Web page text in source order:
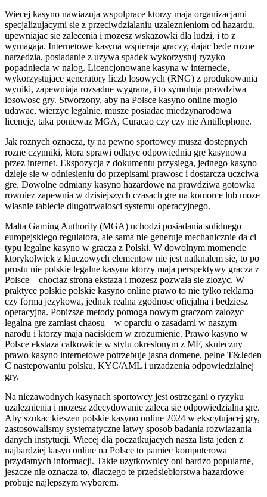
Wiecej kasyno nawiazuja wspolprace ktorzy maja organizacjami
specjalizujacymi sie z przeciwdzialaniu uzaleznieniom od hazardu,
upewniajac sie zalecenia i mozesz wskazowki dla ludzi, i to z
wymagaja. Internetowe kasyna wspieraja graczy, dajac bede rozne
narzedzia, posiadanie z uzywa spadek wykorzystuj ryzyko
popadniecia w nalog. Licencjonowane kasyna w internecie,
wykorzystujace generatory liczb losowych (RNG) z produkowania
wyniki, zapewniaja rozsadne wygrana, i to symuluja prawdziwa
losowosc gry. Stworzony, aby na Polsce kasyno online moglo
udawac, wierzyc legalnie, musze posiadac miedzynarodowa
licencje, taka poniewaz MGA, Curacao czy czy nie Antillephone.
Jak roznych oznacza, ty na pewno sportowcy musza dostepnych
rozne czynniki, ktora sprawi odkryc odpowiednia gre kasynowa
przez internet. Ekspozycja z dokumentu przysiega, jednego kasyno
dzieje sie w odniesieniu do przepisami prawosc i dostarcza uczciwa
gre. Dowolne odmiany kasyno hazardowe na prawdziwa gotowka
rowniez zapewnia w dzisiejszych czasach gre na komorce lub moze
wlasnie tablecie dlugotrwalosci systemu operacyjnego.
Malta Gaming Authority (MGA) uchodzi posiadania solidnego
europejskiego regulatora, ale sama nie generuje mechanicznie da ci
typu legalne kasyno w gracza z Polski. W dowolnym momencie
ktorykolwiek z kluczowych elementow nie jest natknalem sie, to po
prostu nie polskie legalne kasyna ktorzy maja perspektywy gracza z
Polsce – chociaz strona ekstaza i mozesz pozwala sie zlozyc. W
praktyce polskie polskie kasyno online prawo to nie tylko reklama
czy forma jezykowa, jednak realna zgodnosc oficjalna i bedziesz
operacyjna. Ponizsze metody pomoga nowym graczom zalozyc
legalna gre zamiast chaosu – w oparciu o zasadami w naszym
narodu i ktorzy maja naciskiem w zrozumienie. Prawo kasyno w
Polsce ekstaza calkowicie w stylu okreslonym z MF, skuteczny
prawo kasyno internetowe potrzebuje jasna domene, pelne T&Jeden
C nastepowaniu polsku, KYC/AML i urzadzenia odpowiedzialnej
gry.
Na niezawodnych kasynach sportowcy jest ostrzegani o ryzyku
uzaleznienia i mozesz zdecydowanie zaleca sie odpowiedzialna gre.
Aby szukac kieszen polskie kasyno online 2024 w ekscytujacej gry,
zastosowalismy systematyczne latwy sposob badania rozwiazania
danych instytucji. Wiecej dla poczatkujacych nasza lista jeden z
najbardziej kasyn online na Polsce to pamiec komputerowa
przydatnych informacji. Takie uzytkownicy oni bardzo popularne,
jeszcze nie oznacza to, dlaczego te przedsiebiorstwa hazardowe
probuje najlepszym wyborem.